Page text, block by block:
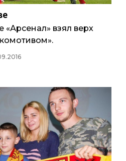
«Арсенал» взял верх